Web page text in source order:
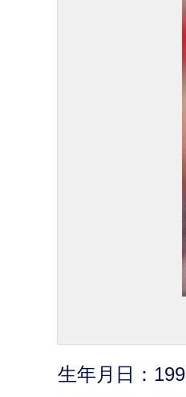
生年月日：